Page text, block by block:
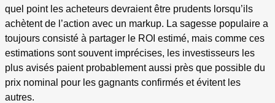
quel point les acheteurs devraient être prudents lorsqu’ils
achètent de l’action avec un markup. La sagesse populaire a
toujours consisté à partager le ROI estimé, mais comme ces
estimations sont souvent imprécises, les investisseurs les
plus avisés paient probablement aussi près que possible du
prix nominal pour les gagnants confirmés et évitent les
autres.